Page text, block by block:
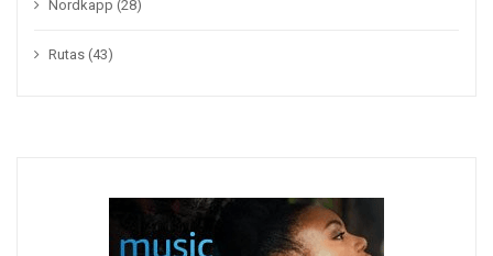
Nordkapp (28)
Rutas (43)